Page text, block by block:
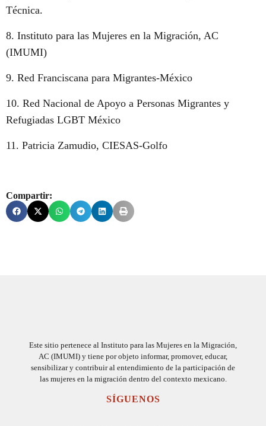
Técnica.
8. Instituto para las Mujeres en la Migración, AC
(IMUMI)
9. Red Franciscana para Migrantes-México
10. Red Nacional de Apoyo a Personas Migrantes y
Refugiadas LGBT México
11. Patricia Zamudio, CIESAS-Golfo
Compartir:
Este sitio pertenece al Instituto para las Mujeres en la Migración,
AC (IMUMI) y tiene por objeto informar, promover, educar,
sensibilizar y contribuir al entendimiento de la participación de
las mujeres en la migración dentro del contexto mexicano.
SÍGUENOS